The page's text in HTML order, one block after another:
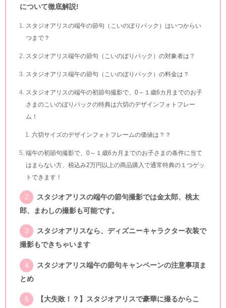
について徹底解説!
スタジオアリスの端午の節句（こいのぼりパック）はいつからい
つまで？
スタジオアリス端午の節句（こいのぼりパック）の対象者は？
スタジオアリス端午の節句（こいのぼりパック）の料金は？
スタジオアリスの端午の初節句撮影で、0～１歳6カ月までのお子
さまのこいのぼりパックの特典は六切のデザインフォトフレー
ム！
六切サイズのデザインフォトフレームの価値は？？
端午の初節句撮影で、0～１歳6カ月までのお子さまの条件に当て
はまらない方、税込み2万円以上の商品購入で通常特典の１つゲッ
トできます！
スタジオアリスの端午の節句撮影では金太郎、桃太
郎、まわしの撮影も可能です。
スタジオアリスなら、ディズニーキャラクター衣装で
撮影もできちゃいます
スタジオアリス端午の節句キャンペーンの注意事項ま
とめ
【大失敗！？】スタジオアリスで豪華に撮るからこ